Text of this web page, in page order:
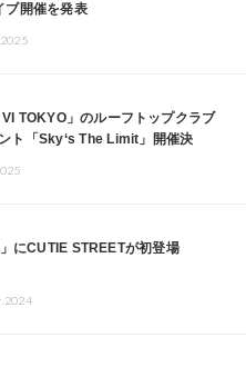
ブ開催を発表
TOKYO」のルーフトップクラブ
ト「Sky‘s The Limit」開催決
）ら日本を代表するDJ・クリ
にCUTIE STREETが初登場